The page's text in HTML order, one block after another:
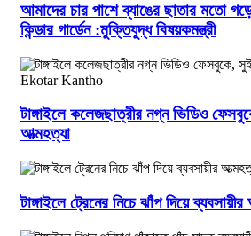
আমাদের চার পাশে ব্যাঙের ছাতার মতো
কিন্ডার গার্ডেন :মুক্তিযুদ্ধ বিষয়কমন্ত্রী
টাঙ্গাইলে কলেজছাত্রীর নগ্ন ভিডিও
আত্মহত্যা
টাঙ্গাইলে ট্রেনের নিচে ঝাঁপ দিয়ে